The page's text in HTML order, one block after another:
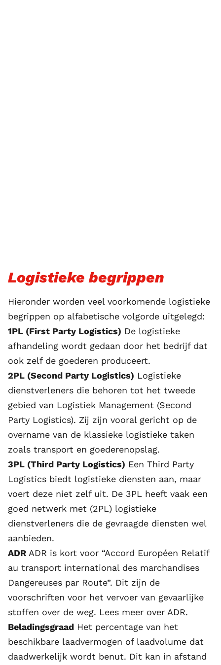
Logistieke begrippen
Hieronder worden veel voorkomende logistieke
begrippen op alfabetische volgorde uitgelegd:
1PL (First Party Logistics) De logistieke
afhandeling wordt gedaan door het bedrijf dat
ook zelf de goederen produceert.
2PL (Second Party Logistics) Logistieke
dienstverleners die behoren tot het tweede
gebied van Logistiek Management (Second
Party Logistics). Zĳ zĳn vooral gericht op de
overname van de klassieke logistieke taken
zoals transport en goederenopslag.
3PL (Third Party Logistics) Een Third Party
Logistics biedt logistieke diensten aan, maar
voert deze niet zelf uit. De 3PL heeft vaak een
goed netwerk met (2PL) logistieke
dienstverleners die de gevraagde diensten wel
aanbieden.
ADR ADR is kort voor “Accord Européen Relatif
au transport international des marchandises
Dangereuses par Route”. Dit zijn de
voorschriften voor het vervoer van gevaarlijke
stoffen over de weg. Lees meer over ADR.
Beladingsgraad Het percentage van het
beschikbare laadvermogen of laadvolume dat
daadwerkelijk wordt benut. Dit kan in afstand